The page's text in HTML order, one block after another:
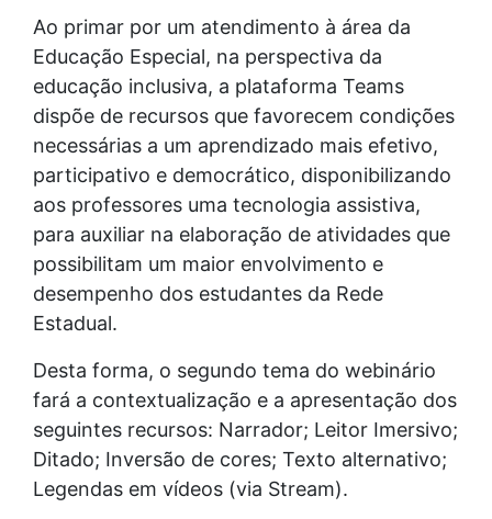
Ao primar por um atendimento à área da
Educação Especial, na perspectiva da
educação inclusiva, a plataforma Teams
dispõe de recursos que favorecem condições
necessárias a um aprendizado mais efetivo,
participativo e democrático, disponibilizando
aos professores uma tecnologia assistiva,
para auxiliar na elaboração de atividades que
possibilitam um maior envolvimento e
desempenho dos estudantes da Rede
Estadual.
Desta forma, o segundo tema do webinário
fará a contextualização e a apresentação dos
seguintes recursos: Narrador; Leitor Imersivo;
Ditado; Inversão de cores; Texto alternativo;
Legendas em vídeos (via Stream).